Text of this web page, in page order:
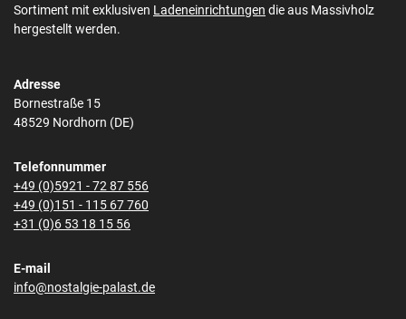
Sortiment mit exklusiven Ladeneinrichtungen die aus Massivholz
hergestellt werden.
Adresse
Bornestraße 15
48529 Nordhorn (DE)
Telefonnummer
+49 (0)5921 - 72 87 556
+49 (0)151 - 115 67 760
+31 (0)6 53 18 15 56
E-mail
info@nostalgie-palast.de